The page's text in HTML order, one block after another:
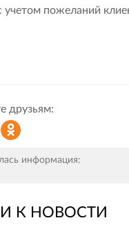
пожеланий
друзьям:
информация:
К НОВОСТИ